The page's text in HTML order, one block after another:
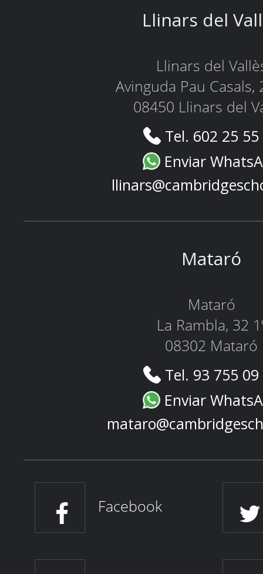
Llinars del
Llinars del
Avinguda Pau Casals,
08450 Llinars del
Tel. 602 25
Enviar
Mataró
Mataró
La Rambla, 32
08302 Mataró
Tel. 93 755
Enviar
Facebook